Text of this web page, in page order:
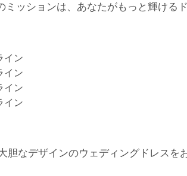
ミッションは、あなたがもっと輝ける
イン
イン
イン
イン
胆なデザインのウェディングドレス